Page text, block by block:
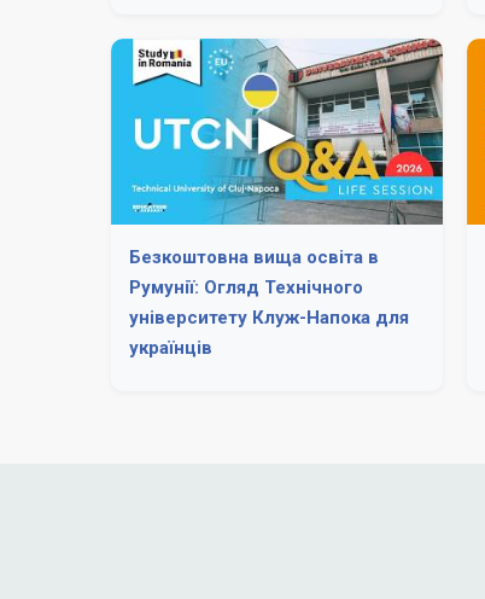
Безкоштовна вища освіта в
Румунії: Огляд Технічного
університету Клуж-Напока для
українців